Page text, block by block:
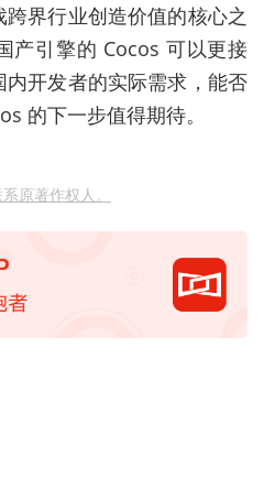
界行业创造价值的核心之
产引擎的 Cocos 可以更接
开发者的实际需求，能否
的下一步值得期待。
原著作权人。